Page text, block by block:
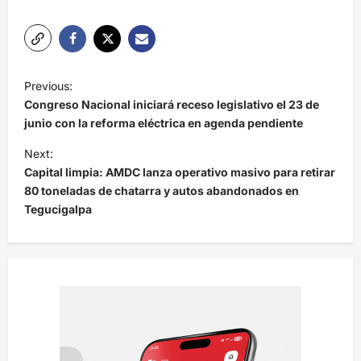
N
a
v
e
g
a
Previous:
Congreso Nacional iniciará receso legislativo el 23 de
junio con la reforma eléctrica en agenda pendiente
Next:
Capital limpia: AMDC lanza operativo masivo para retirar
80 toneladas de chatarra y autos abandonados en
Tegucigalpa